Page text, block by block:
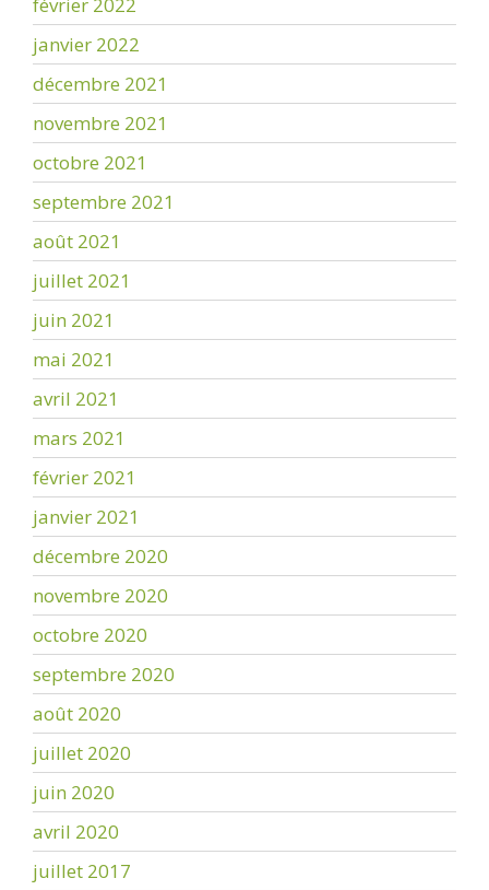
janvier 2022
décembre 2021
novembre 2021
octobre 2021
septembre 2021
août 2021
juillet 2021
juin 2021
mai 2021
avril 2021
mars 2021
février 2021
janvier 2021
décembre 2020
novembre 2020
octobre 2020
septembre 2020
août 2020
juillet 2020
juin 2020
avril 2020
juillet 2017